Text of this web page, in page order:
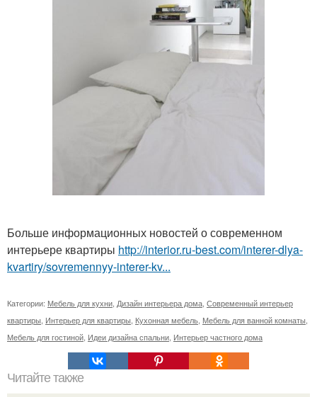
Больше информационных новостей о современном
интерьере квартиры http://interior.ru-best.com/interer-dlya-
kvartiry/sovremennyy-interer-kv...
Категории: Мебель для кухни, Дизайн интерьера дома, Современный интерьер
квартиры, Интерьер для квартиры, Кухонная мебель, Мебель для ванной комнаты,
Мебель для гостиной, Идеи дизайна спальни, Интерьер частного дома
Читайте также